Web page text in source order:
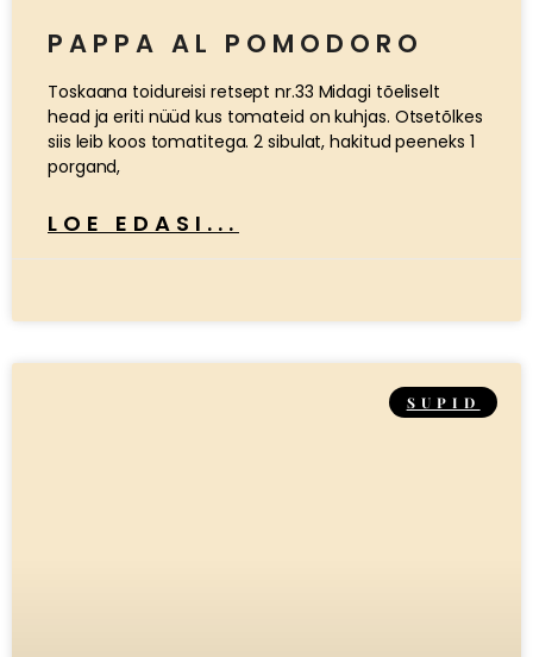
PAPPA AL POMODORO
Toskaana toidureisi retsept nr.33 Midagi tõeliselt
head ja eriti nüüd kus tomateid on kuhjas. Otsetõlkes
siis leib koos tomatitega. 2 sibulat, hakitud peeneks 1
porgand,
LOE EDASI...
SUPID